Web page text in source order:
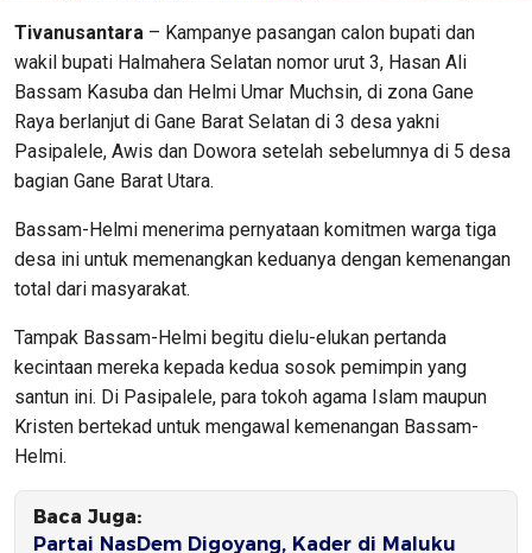
Tivanusantara – Kampanye pasangan calon bupati dan
wakil bupati Halmahera Selatan nomor urut 3, Hasan Ali
Bassam Kasuba dan Helmi Umar Muchsin, di zona Gane
Raya berlanjut di Gane Barat Selatan di 3 desa yakni
Pasipalele, Awis dan Dowora setelah sebelumnya di 5 desa
bagian Gane Barat Utara.
Bassam-Helmi menerima pernyataan komitmen warga tiga
desa ini untuk memenangkan keduanya dengan kemenangan
total dari masyarakat.
Tampak Bassam-Helmi begitu dielu-elukan pertanda
kecintaan mereka kepada kedua sosok pemimpin yang
santun ini. Di Pasipalele, para tokoh agama Islam maupun
Kristen bertekad untuk mengawal kemenangan Bassam-
Helmi.
Baca Juga:
Partai NasDem Digoyang, Kader di Maluku